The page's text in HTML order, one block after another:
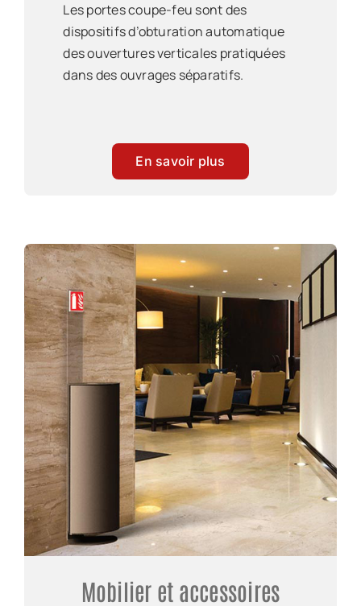
Les portes coupe-feu sont des
dispositifs d’obturation automatique
des ouvertures verticales pratiquées
dans des ouvrages séparatifs.
En savoir plus
Mobilier et accessoires